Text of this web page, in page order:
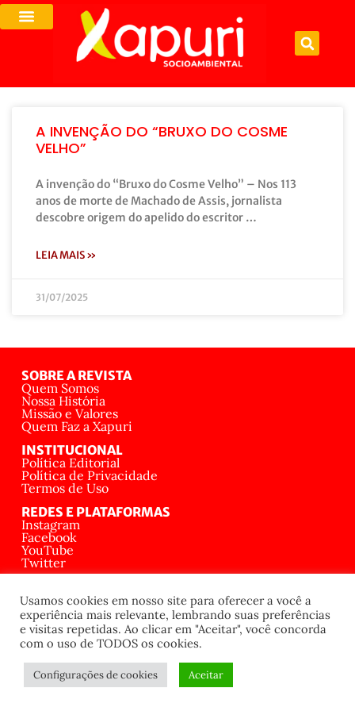
A INVENÇÃO DO “BRUXO DO COSME
VELHO”
A invenção do “Bruxo do Cosme Velho” – Nos 113
anos de morte de Machado de Assis, jornalista
descobre origem do apelido do escritor …
LEIA MAIS »
31/07/2025
SOBRE A REVISTA
Quem Somos
Nossa História
Missão e Valores
Quem Faz a Xapuri
INSTITUCIONAL
Política Editorial
Política de Privacidade
Termos de Uso
REDES E PLATAFORMAS
Instagram
Facebook
YouTube
Twitter
E-mail: contato@xapuri.info
WhatsApp: +55 61 99991-1563
Formosa – GO
© 2025 Revista Xapuri — Jornalismo Independente, Popular e de Resistência.
Usamos cookies em nosso site para oferecer a você a
experiência mais relevante, lembrando suas preferências
e visitas repetidas. Ao clicar em "Aceitar", você concorda
com o uso de TODOS os cookies.
Configurações de cookies Aceitar